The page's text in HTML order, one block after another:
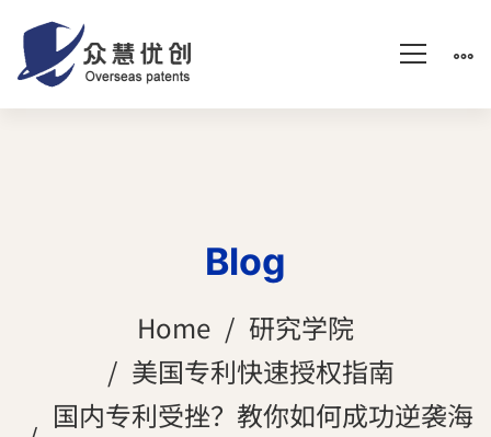
Blog
Home
研究学院
美国专利快速授权指南
国内专利受挫？教你如何成功逆袭海